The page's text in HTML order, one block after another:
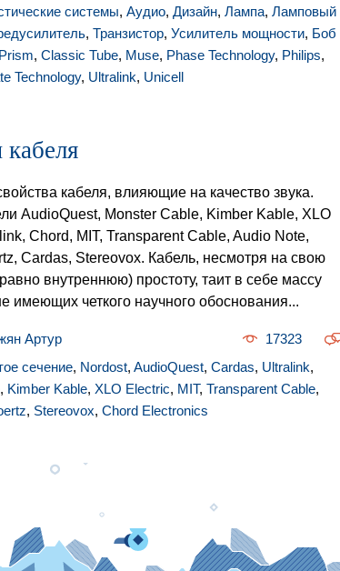
системы, Аудио, Дизайн, Лампа, Ламповый
, Транзистор, Усилитель мощности, Боб
, Classic Tube, Muse, Phase Technology, Philips,
Technology, Ultralink, Unicell
кабеля, влияющие на качество звука.
AudioQuest, Monster Cable, Kimber Kable, XLO
Chord, MIT, Transparent Cable, Audio Note,
Cardas, Stereovox. Кабель, несмотря на свою
внутреннюю) простоту, таит в себе массу
имеющих четкого научного обоснования...
Артур
17323
сечение, Nordost, AudioQuest, Cardas, Ultralink,
, Kimber Kable, XLO Electric, MIT, Transparent Cable,
, Stereovox, Chord Electronics